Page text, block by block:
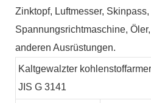
Zinktopf, Luftmesser, Skinpass,
Spannungsrichtmaschine,
anderen Ausrüstungen.
Kaltgewalzter
JIS G 3141